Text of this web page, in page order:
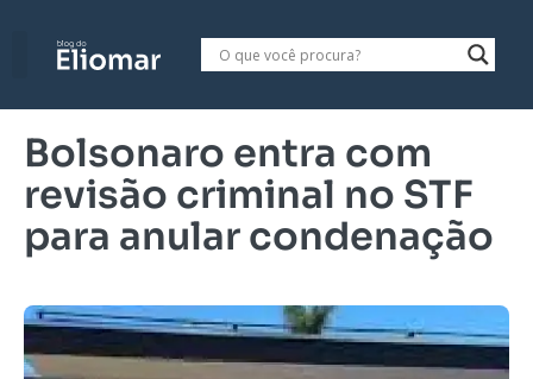
Bolsonaro entra com
revisão criminal no STF
para anular condenação